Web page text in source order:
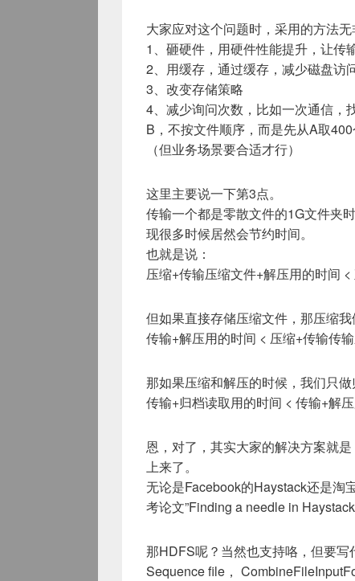
大家应对这个问题时，采用的方法无
1、砸硬件，用硬件性能提升，让传
2、用缓存，通过缓存，减少磁盘访
3、改变存储策略
4、减少询问次数，比如一次通信，
B，不按文件顺序，而是先从A取
（但业务场景要合适才行）
这里主要说一下第3点。
传输一个都是零散文件的1G文件夹
现很多时候居然会节约时间。
也就是说：
压缩+传输压缩文件+解压用的时间
但如果直接存储压缩文件，那压缩
传输+解压用的时间 < 压缩+传输传
那如果压缩和解压的时候，我们只
传输+归档读取用的时间 < 传输+解
恩，对了，其实大家的解决方案就
上来了。
无论是Facebook的Haystack还是淘
考论文”Finding a needle in Haystack
那HDFS呢？当然也支持咯，但要写
Sequence file，